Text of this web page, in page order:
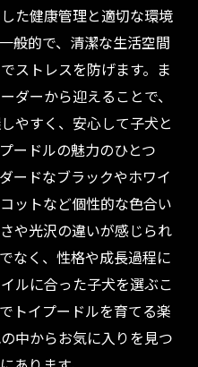
た健康管理と適切な環境
般的で、清潔な生活空間
ストレスを防げます。ま
ダーから迎えることで、
やすく、安心して子犬と
ードルの魅力のひとつ
ードなブラックやホワイ
ットなど個性的な色合い
や光沢の違いが感じられ
なく、性格や成長過程に
ルに合った子犬を選ぶこ
トイプードルを育てる楽
中からお気に入りを見つ